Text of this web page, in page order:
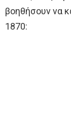
βοηθήσουν να
1870: